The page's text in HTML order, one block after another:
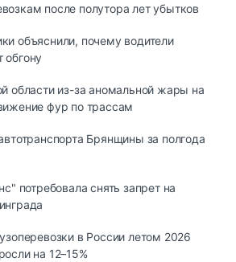
после полутора лет убытков
объяснили, почему водители
обгону
области из-за аномальной жары на
фур по трассам
Брянщины за полгода
потребовала снять запрет на
в России летом 2026
на 12–15%